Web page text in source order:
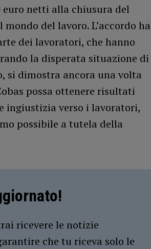
euro netti alla chiusura del
del lavoro. L’accordo ha
dei lavoratori, che hanno
la disperata situazione di
si dimostra ancora una volta
possa ottenere risultati
ingiustizia verso i lavoratori,
possibile a tutela della
ricevere le notizie
che tu riceva solo le